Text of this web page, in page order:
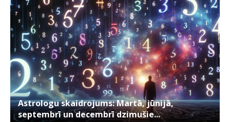
Astrologu skaidrojums: Martā, jūnijā,
septembrī un decembrī dzimušie...